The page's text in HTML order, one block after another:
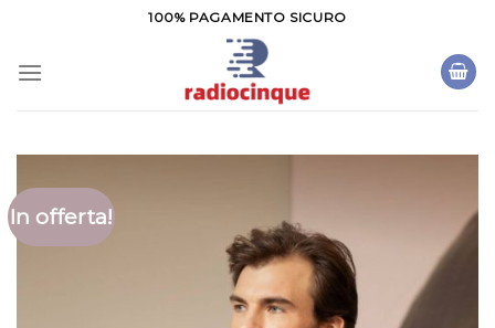
contenuti
100% PAGAMENTO SICURO
In offerta!